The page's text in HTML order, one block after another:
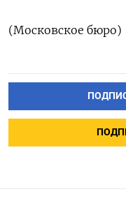
(Московское бюро)